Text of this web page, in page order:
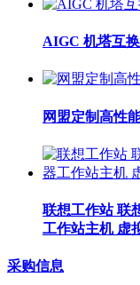
AIGC 机塔互
网盟定制高性
联想工作站 联
工作站主机 虚
采购信息